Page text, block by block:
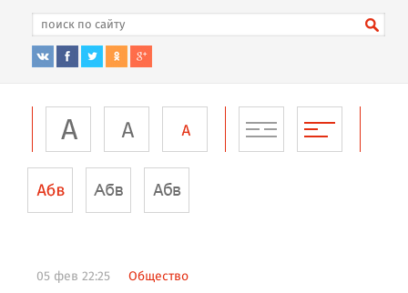
05 фев 22:25 Общество